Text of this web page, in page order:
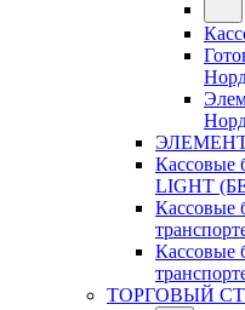
LIGHT
Кассовые
Кассовые
ТОРГОВЫЙ